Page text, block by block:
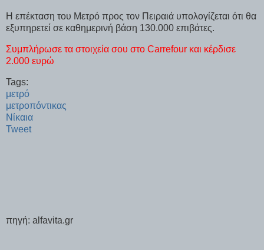
Η επέκταση του Μετρό προς τον Πειραιά υπολογίζεται ότι θα
εξυπηρετεί σε καθημερινή βάση 130.000 επιβάτες.
Συμπλήρωσε τα στοιχεία σου στο Carrefour και κέρδισε
2.000 ευρώ
Tags:
μετρό
μετροπόντικας
Νίκαια
Tweet
πηγή: alfavita.gr